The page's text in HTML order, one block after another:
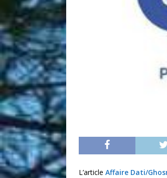
L’article Affaire Dati/